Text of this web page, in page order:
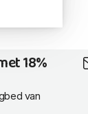
18%
van